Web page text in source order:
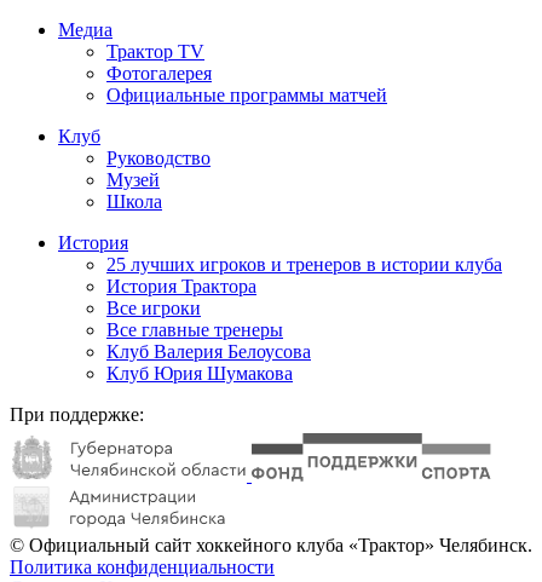
Медиа
Трактор TV
Фотогалерея
Официальные программы матчей
Клуб
Руководство
Музей
Школа
История
25 лучших игроков и тренеров в истории клуба
История Трактора
Все игроки
Все главные тренеры
Клуб Валерия Белоусова
Клуб Юрия Шумакова
При поддержке:
© Официальный сайт хоккейного клуба «Трактор» Челябинск.
Политика конфиденциальности